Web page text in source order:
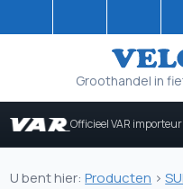
Groothandel in
Officieel VAR importeur
U bent hier:Producten >